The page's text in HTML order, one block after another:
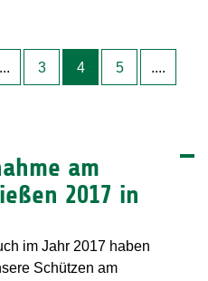
3 4 5 ....
am
2017 in
im Jahr 2017 haben
Schützen am